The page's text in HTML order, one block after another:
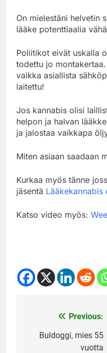
On mielestäni helvetin
lääke potenttiaalia
Poliitikot eivät uskalla
todettu jo
vaikka asiallista
laitettu!
Jos kannabis olisi
helpon ja halvan
ja jalostaa vaikkapa
Miten asiaan saadaan
Kurkaa myös tänne
jäsentä Lääkekannabis
Katso video myös:
navigation
Previous:
Buldoggi, mies 55
vuotta